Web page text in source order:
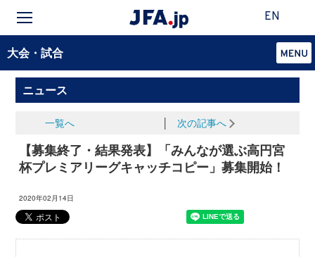
EN
大会・試合
ニュース
一覧へ 次の記事へ
【募集終了・結果発表】「みんなが選ぶ高円宮
杯プレミアリーグキャッチコピー」募集開始！
2020年02月14日